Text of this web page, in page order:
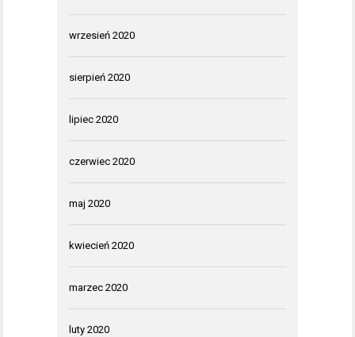
wrzesień 2020
sierpień 2020
lipiec 2020
czerwiec 2020
maj 2020
kwiecień 2020
marzec 2020
luty 2020